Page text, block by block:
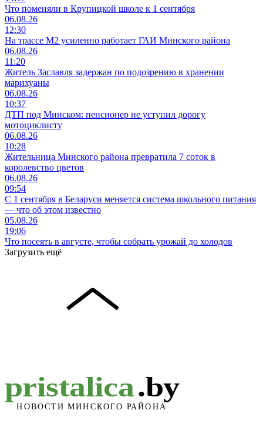
Что поменяли в Крупицкой школе к 1 сентября
06.08.26
12:30
На трассе М2 усиленно работает ГАИ Минского района
06.08.26
11:20
Житель Заславля задержан по подозрению в хранении
марихуаны
06.08.26
10:37
ДТП под Минском: пенсионер не уступил дорогу
мотоциклисту
06.08.26
10:28
Жительница Минского района превратила 7 соток в
королевство цветов
06.08.26
09:54
С 1 сентября в Беларуси меняется система школьного питания
— что об этом известно
05.08.26
19:06
Что посеять в августе, чтобы собрать урожай до холодов
Загрузить ещё